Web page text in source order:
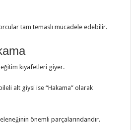
tam temaslı mücadele edebilir.
kıyafetleri giyer.
alt giysi ise “Hakama” olarak
önemli parçalarındandır.